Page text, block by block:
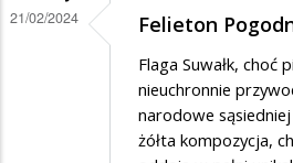
21/02/2024 Felieton
Flaga Suwałk, choć
nieuchronnie
narodowe
żółta kompozycja,